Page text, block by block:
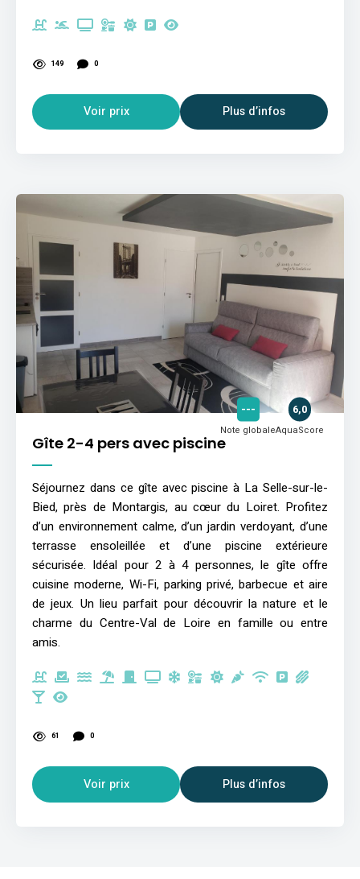
149 0
Voir prix Plus d’infos
Gîte 2-4 pers avec piscine
---
Note globale
6,0
AquaScore
Séjournez dans ce gîte avec piscine à La Selle-sur-le-
Bied, près de Montargis, au cœur du Loiret. Profitez
d’un environnement calme, d’un jardin verdoyant, d’une
terrasse ensoleillée et d’une piscine extérieure
sécurisée. Idéal pour 2 à 4 personnes, le gîte offre
cuisine moderne, Wi-Fi, parking privé, barbecue et aire
de jeux. Un lieu parfait pour découvrir la nature et le
charme du Centre-Val de Loire en famille ou entre
amis.
61 0
Voir prix Plus d’infos